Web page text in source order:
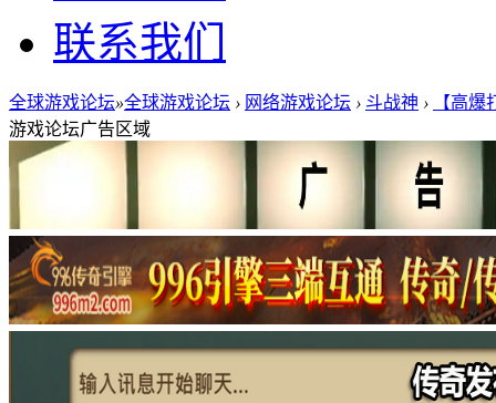
联系我们
全球游戏论坛»全球游戏论坛 › 网络游戏论坛 › 斗战神 ›
【高
游戏论坛广告区域